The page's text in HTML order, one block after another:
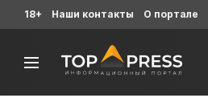
18+ Наши контакты О портале